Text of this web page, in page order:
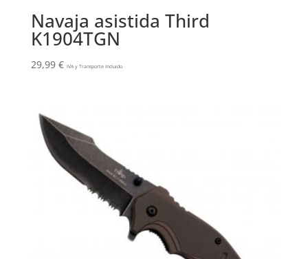
Navaja asistida Third
K1904TGN
29,99 € IVA y Transporte Incluido